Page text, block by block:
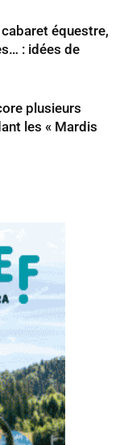
équestre,
: idées de
plusieurs
les « Mardis